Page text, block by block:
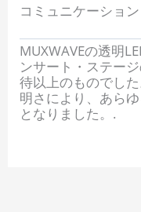
コミュニケーショ
MUXWAVEの透明
ンサート・ステー
待以上のものでし
明さにより、あら
となりました。.